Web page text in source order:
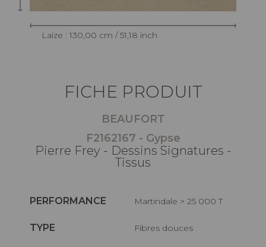
Laize : 130,00 cm / 51,18 inch
FICHE PRODUIT
BEAUFORT
F2162167 - Gypse
Pierre Frey - Dessins Signatures -
Tissus
PERFORMANCE Martindale > 25 000 T
TYPE Fibres douces